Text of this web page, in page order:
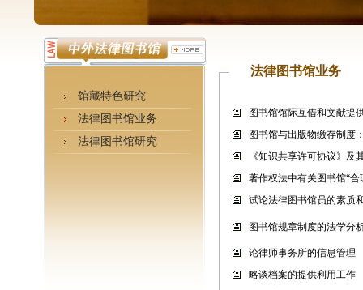
馆藏特色研究
法律图书馆业务
法律图书馆研究
法律图书馆业务
图书馆馆际互借和文献提
图书馆与出版物缴存制度
《知识共享许可协议》及
著作权法中有关图书馆“合
试论法律图书馆员的素质
图书馆规章制度的法学分
论律师事务所的信息管理
略谈档案的提供利用工作